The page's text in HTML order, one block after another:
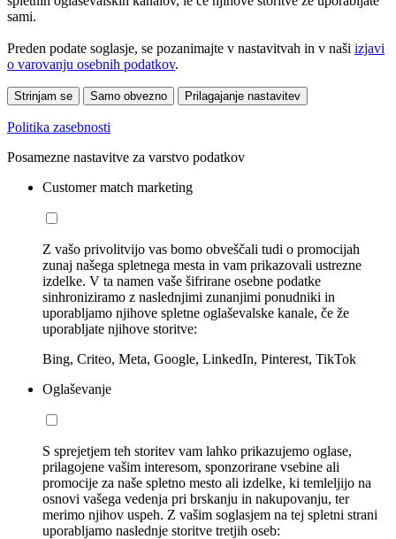
sami.
Preden podate soglasje, se pozanimajte v nastavitvah in v naši izjavi
o varovanju osebnih podatkov.
Strinjam se Samo obvezno Prilagajanje nastavitev
Politika zasebnosti
Posamezne nastavitve za varstvo podatkov
Customer match marketing
Z vašo privolitvijo vas bomo obveščali tudi o promocijah
zunaj našega spletnega mesta in vam prikazovali ustrezne
izdelke. V ta namen vaše šifrirane osebne podatke
sinhroniziramo z naslednjimi zunanjimi ponudniki in
uporabljamo njihove spletne oglaševalske kanale, če že
uporabljate njihove storitve:
Bing, Criteo, Meta, Google, LinkedIn, Pinterest, TikTok
Oglaševanje
S sprejetjem teh storitev vam lahko prikazujemo oglase,
prilagojene vašim interesom, sponzorirane vsebine ali
promocije za naše spletno mesto ali izdelke, ki temleljijo na
osnovi vašega vedenja pri brskanju in nakupovanju, ter
merimo njihov uspeh. Z vašim soglasjem na tej spletni strani
uporabljamo naslednje storitve tretjih oseb: